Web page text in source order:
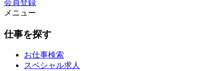
会員登録
メニュー
仕事を探す
お仕事検索
スペシャル求人